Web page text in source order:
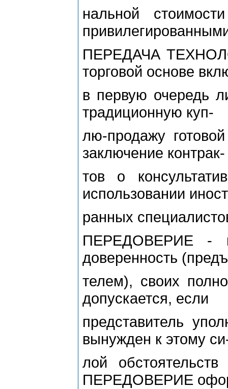
нальной
ПЕРЕДАЧА
торговой основе
в первую очередь
традиционную куп-
лю-продажу
заключение контрак-
тов о
использовании
ранных
ПЕРЕДОВЕРИЕ -
доверенность
телем), своих
допускается, если
представитель
вынужден к этому
лой
ПЕРЕДОВЕРИЕ